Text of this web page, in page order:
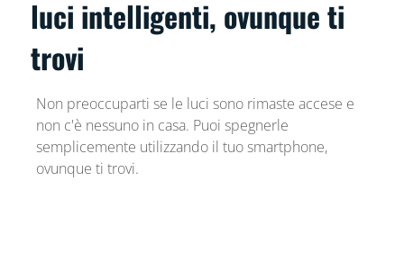
luci intelligenti, ovunque ti
trovi
Non preoccuparti se le luci sono rimaste accese e
non c'è nessuno in casa. Puoi spegnerle
semplicemente utilizzando il tuo smartphone,
ovunque ti trovi.